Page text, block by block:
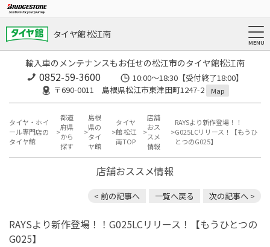
タイヤ館 松江南
輸入車のメンテナンスもお任せの松江市のタイヤ館松江南
0852-59-3600
10:00～18:30【受付終了18:00】
〒690-0011 島根県松江市東津田町1247-2
Map
タイヤ・ホイ
ール専門店の
タイヤ館
都道
府県
から
探す
島根
県の
タイ
ヤ館
タイヤ
館 松江
南TOP
店舗
おス
スメ
情報
RAYSより新作登場！！
G025LCリリース！【もうひ
とつのG025】
店舗おススメ情報
< 前の記事へ 一覧へ戻る 次の記事へ >
RAYSより新作登場！！G025LCリリース！【もうひとつの
G025】